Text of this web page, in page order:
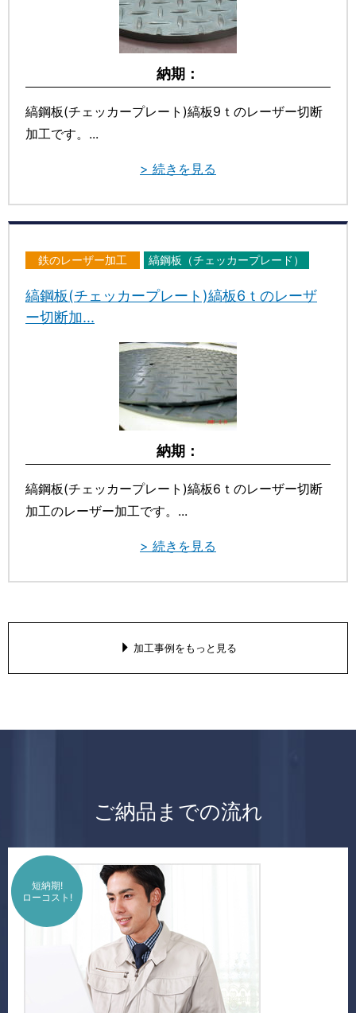
納期：
縞鋼板(チェッカープレート)縞板9ｔのレーザー切断
加工です。...
> 続きを見る
鉄のレーザー加工 縞鋼板（チェッカープレード）
縞鋼板(チェッカープレート)縞板6ｔのレーザ
ー切断加...
納期：
縞鋼板(チェッカープレート)縞板6ｔのレーザー切断
加工のレーザー加工です。...
> 続きを見る
加工事例をもっと見る
ご納品までの流れ
短納期!
ローコスト!